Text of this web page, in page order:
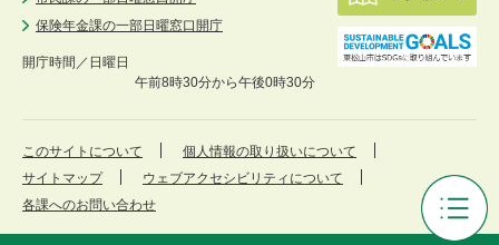
審
保険年金課の一部日曜窓口開庁
開庁時間／ 日曜日
午前8時30分から午後0時30分
このサイトについて
個人情報の取り扱いについて
サイトマップ
ウェブアクセシビリティについて
各課へのお問い合わせ